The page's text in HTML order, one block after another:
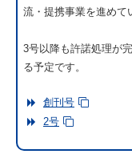
流・提携事業を進めて
3号以降も許諾処理が
る予定です。
創刊号
2号